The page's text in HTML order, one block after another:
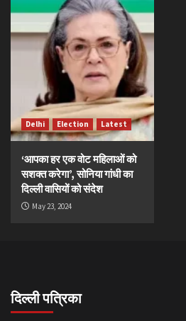
Delhi Election Latest
‘आपका हर एक वोट महिलाओं को
सशक्त करेगा’, सोनिया गांधी का
दिल्ली वासियों को संदेश
May 23, 2024
दिल्ली पत्रिका